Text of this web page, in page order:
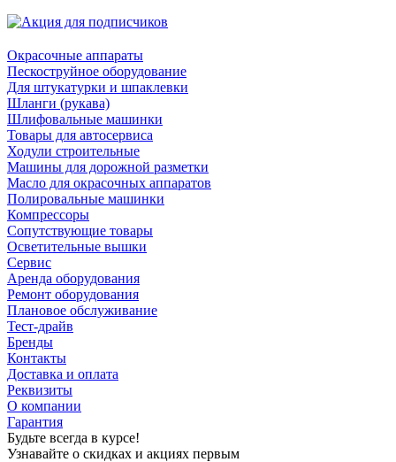
Окрасочные аппараты
Пескоструйное оборудование
Для штукатурки и шпаклевки
Шланги (рукава)
Шлифовальные машинки
Товары для автосервиса
Ходули строительные
Машины для дорожной разметки
Масло для окрасочных аппаратов
Полировальные машинки
Компрессоры
Сопутствующие товары
Осветительные вышки
Сервис
Аренда оборудования
Ремонт оборудования
Плановое обслуживание
Тест-драйв
Бренды
Контакты
Доставка и оплата
Реквизиты
О компании
Гарантия
Будьте всегда в курсе!
Узнавайте о скидках и акциях первым